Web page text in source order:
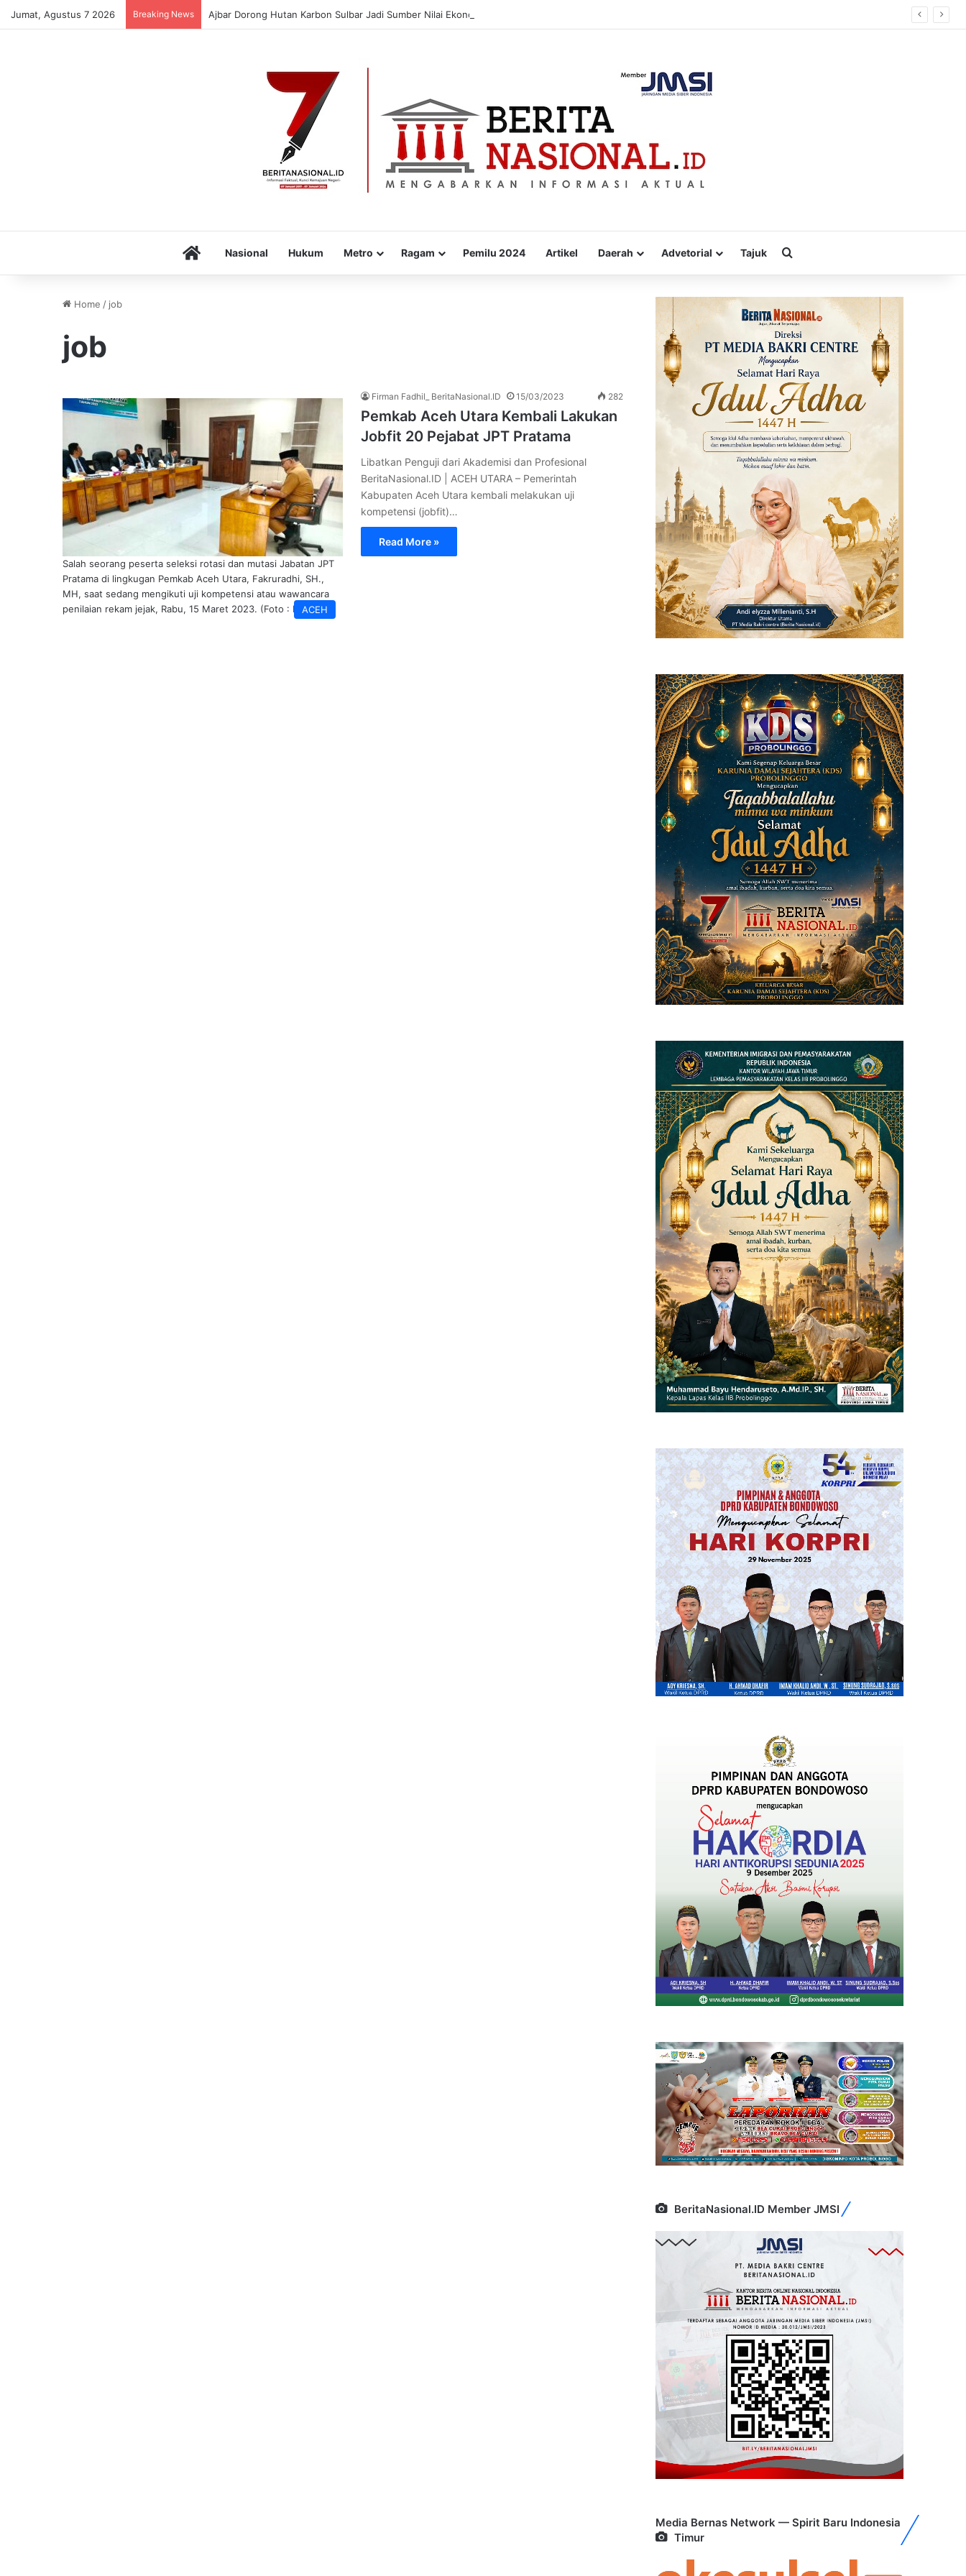
Jumat, Agustus 7 2026 Breaking News Ajbar Dorong Hutan Karbon Sulbar Jadi Sumber Nilai Ekonomi Berkelanjutan
HomeNasional Hukum Metro Ragam Pemilu 2024 Artikel Daerah Advetorial Tajuk
Home / job
job
ACEH
Salah seorang peserta seleksi rotasi dan mutasi Jabatan JPT
Pratama di lingkugan Pemkab Aceh Utara, Fakruradhi, SH.,
MH, saat sedang mengikuti uji kompetensi atau wawancara
penilaian rekam jejak, Rabu, 15 Maret 2023. (Foto : Ist)
Firman Fadhil_ BeritaNasional.ID 15/03/2023 282
Pemkab Aceh Utara Kembali Lakukan
Jobfit 20 Pejabat JPT Pratama
Libatkan Penguji dari Akademisi dan Profesional
BeritaNasional.ID | ACEH UTARA – Pemerintah
Kabupaten Aceh Utara kembali melakukan uji
kompetensi (jobfit)…
Read More »
BeritaNasional.ID Member JMSI
Media Bernas Network — Spirit Baru Indonesia
Timur